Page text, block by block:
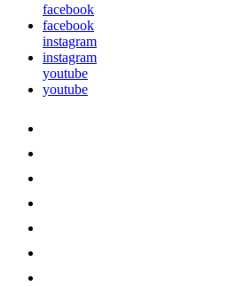
facebook
facebook
instagram
instagram
youtube
youtube